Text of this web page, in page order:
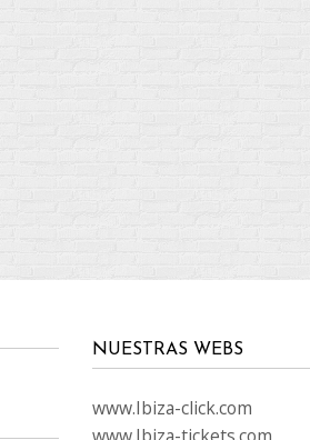
NUESTRAS WEBS
www.Ibiza-click.com